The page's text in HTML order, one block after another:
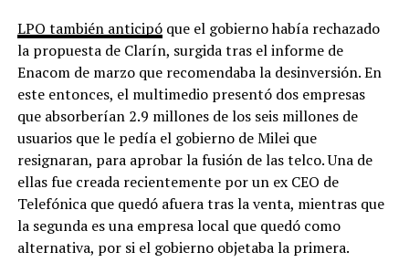
LPO también anticipóque el gobierno había rechazado
la propuesta de Clarín, surgida tras el informe de
Enacom de marzo que recomendaba la desinversión. En
este entonces, el multimedio presentó dos empresas
que absorberían 2.9 millones de los seis millones de
usuarios que le pedía el gobierno de Milei que
resignaran, para aprobar la fusión de las telco. Una de
ellas fue creada recientemente por un ex CEO de
Telefónica que quedó afuera tras la venta, mientras que
la segunda es una empresa local que quedó como
alternativa, por si el gobierno objetaba la primera.